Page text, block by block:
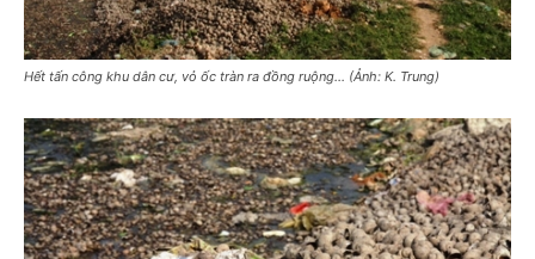
Hết tấn công khu dân cư, vỏ ốc tràn ra đồng ruộng… (Ảnh: K. Trung)